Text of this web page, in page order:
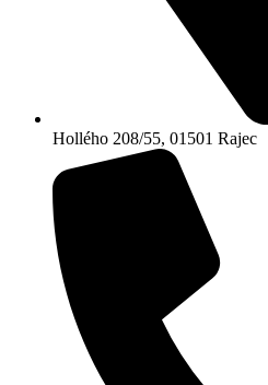
Hollého 208/55, 01501 Rajec